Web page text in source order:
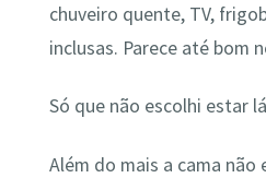
chuveiro quente, TV,
inclusas. Parece até bom
Só que não escolhi estar
Além do mais a cama não